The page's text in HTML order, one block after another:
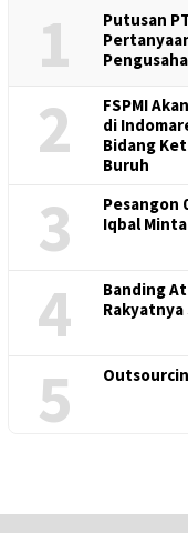
1
Putusan
2
FSPMI
di
Bidang
Buruh
3
Pesangon
Iqbal
4
Banding
5